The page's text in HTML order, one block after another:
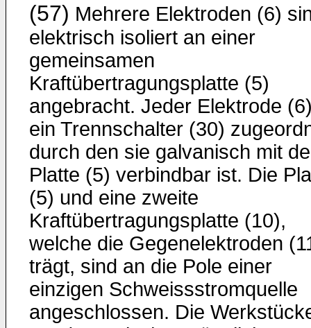
(57) Mehrere Elektroden (6)
elektrisch isoliert an einer
gemeinsamen
Kraftübertragungsplatte (5)
angebracht. Jeder Elektrode
ein Trennschalter (30)
durch den sie galvanisch mit
Platte (5) verbindbar ist. Die
(5) und eine zweite
Kraftübertragungsplatte (10),
welche die Gegenelektroden
trägt, sind an die Pole einer
einzigen Schweissstromquelle
angeschlossen. Die